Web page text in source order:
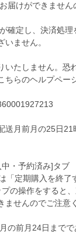
届けができません
確定し、決済処
ません。
いたしません。
らのヘルプペー
送月前月の25日
予約済み]タブ
定期購入を終了
の操作をすると
せんのでご注意
の前月24日まで